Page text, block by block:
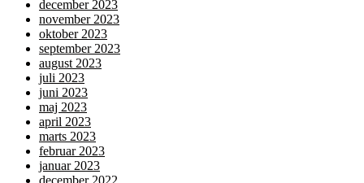
december 2023
november 2023
oktober 2023
september 2023
august 2023
juli 2023
juni 2023
maj 2023
april 2023
marts 2023
februar 2023
januar 2023
december 2022